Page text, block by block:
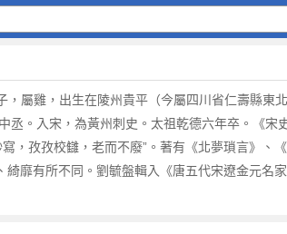
屬雞，出生在陵州貴平（今屬四川省仁壽縣東
丞。入宋，為黃州刺史。太祖乾德六年卒。《宋
，孜孜校讎，老而不廢”。著有《北夢瑣言》、
綺靡有所不同。劉毓盤輯入《唐五代宋遼金元名